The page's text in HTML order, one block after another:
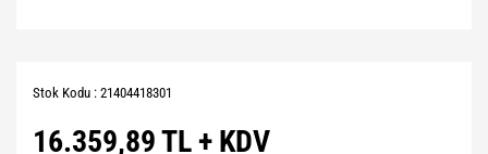
Stok Kodu : 21404418301
16.359,89 TL + KDV